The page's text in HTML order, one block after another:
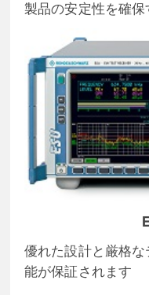
製品の安定性を確
優れた設計と厳格
能が保証されます